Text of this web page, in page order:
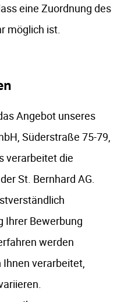
eine Zuordnung des
möglich ist.
Angebot unseres
Süderstraße 75-79,
verarbeitet die
St. Bernhard AG.
Ihrer Bewerbung
werden
verarbeitet,